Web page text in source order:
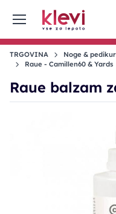
TRGOVINA Noge &
Raue - Camillen60 & Yards
Raue balzam